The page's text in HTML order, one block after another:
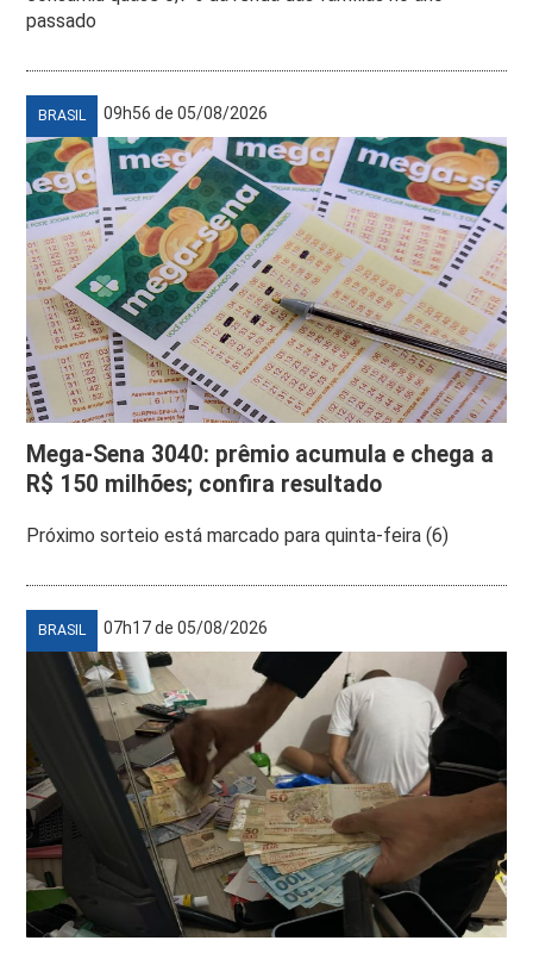
passado
BRASIL 09h56 de 05/08/2026
Mega-Sena 3040: prêmio acumula e chega a
R$ 150 milhões; confira resultado
Próximo sorteio está marcado para quinta-feira (6)
BRASIL 07h17 de 05/08/2026